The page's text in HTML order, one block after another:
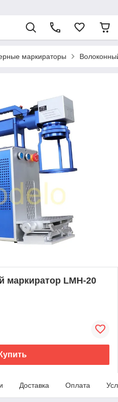
маркираторы
маркиратор LMH-20
Купить
Доставка Оплата